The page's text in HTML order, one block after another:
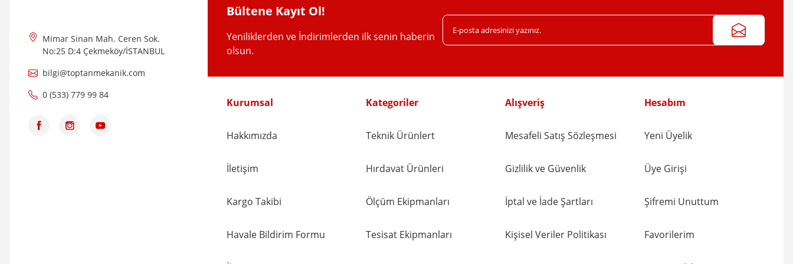
Mimar Sinan Mah. Ceren Sok.
No:25 D:4 Çekmeköy/İSTANBUL
bilgi@toptanmekanik.com
0 (533) 779 99 84
Bültene Kayıt Ol!
Yeniliklerden ve İndirimlerden ilk senin haberin
olsun.
Kurumsal
Hakkımızda
İletişim
Kargo Takibi
Havale Bildirim Formu
Kategoriler
Teknik Ürünlert
Hırdavat Ürünleri
Ölçüm Ekipmanları
Tesisat Ekipmanları
Alışveriş
Mesafeli Satış Sözleşmesi
Gizlilik ve Güvenlik
İptal ve İade Şartları
Kişisel Veriler Politikası
Hesabım
Yeni Üyelik
Üye Girişi
Şifremi Unuttum
Favorilerim